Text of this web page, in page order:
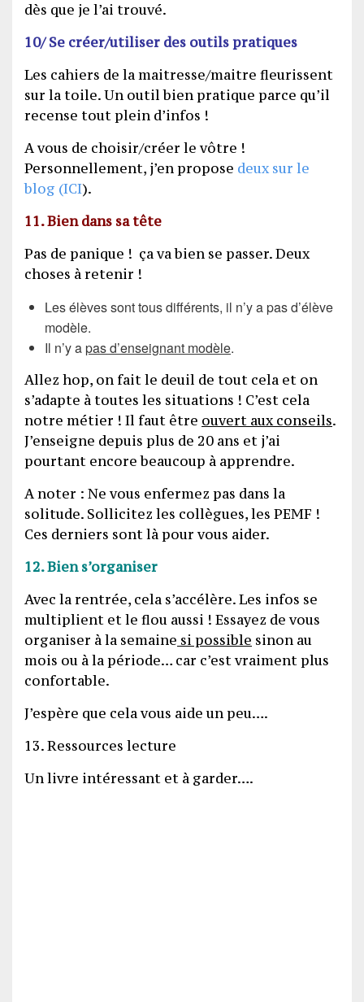
dès que je l’ai trouvé.
10/ Se créer/utiliser des outils pratiques
Les cahiers de la maitresse/maitre fleurissent
sur la toile. Un outil bien pratique parce qu’il
recense tout plein d’infos !
A vous de choisir/créer le vôtre !
Personnellement, j’en propose deux sur le
blog (ICI).
11. Bien dans sa tête
Pas de panique ! ça va bien se passer. Deux
choses à retenir !
Les élèves sont tous différents, il n’y a pas d’élève
modèle.
Il n’y apas d’enseignant modèle.
Allez hop, on fait le deuil de tout cela et on
s’adapte à toutes les situations ! C’est cela
notre métier ! Il faut être ouvert aux conseils.
J’enseigne depuis plus de 20 ans et j’ai
pourtant encore beaucoup à apprendre.
A noter : Ne vous enfermez pas dans la
solitude. Sollicitez les collègues, les PEMF !
Ces derniers sont là pour vous aider.
12. Bien s’organiser
Avec la rentrée, cela s’accélère. Les infos se
multiplient et le flou aussi ! Essayez de vous
organiser à la semaine si possible sinon au
mois ou à la période… car c’est vraiment plus
confortable.
J’espère que cela vous aide un peu….
13. Ressources lecture
Un livre intéressant et à garder….